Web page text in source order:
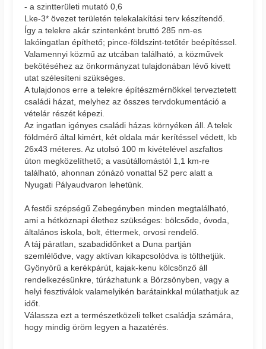
- a szintterületi mutató 0,6
Lke-3* övezet területén telekalakítási terv készítendő.
Így a telekre akár szintenként bruttó 285 nm-es
lakóingatlan építhető; pince-földszint-tetőtér beépítéssel.
Valamennyi közmű az utcában található, a közművek
bekötéséhez az önkormányzat tulajdonában lévő kivett
utat szélesíteni szükséges.
A tulajdonos erre a telekre építészmérnökkel terveztetett
családi házat, melyhez az összes tervdokumentáció a
vételár részét képezi.
Az ingatlan igényes családi házas környéken áll. A telek
földmérő által kimért, két oldala már kerítéssel védett, kb
26x43 méteres. Az utolsó 100 m kivételével aszfaltos
úton megközelíthető; a vasútállomástól 1,1 km-re
található, ahonnan zónázó vonattal 52 perc alatt a
Nyugati Pályaudvaron lehetünk.
A festői szépségű Zebegényben minden megtalálható,
ami a hétköznapi élethez szükséges: bölcsőde, óvoda,
általános iskola, bolt, éttermek, orvosi rendelő.
A táj páratlan, szabadidőnket a Duna partján
szemlélődve, vagy aktívan kikapcsolódva is tölthetjük.
Gyönyörű a kerékpárút, kajak-kenu kölcsönző áll
rendelkezésünkre, túrázhatunk a Börzsönyben, vagy a
helyi fesztiválok valamelyikén barátainkkal múlathatjuk az
időt.
Válassza ezt a természetközeli telket családja számára,
hogy mindig öröm legyen a hazatérés.